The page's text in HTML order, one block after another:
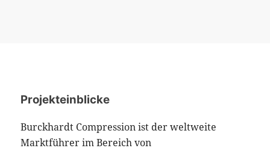
Projekteinblicke
Burckhardt Compression ist der weltweite
Marktführer im Bereich von